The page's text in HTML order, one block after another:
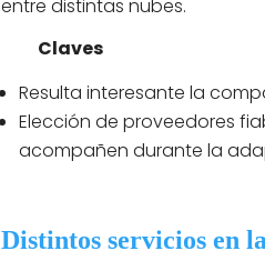
entre distintas nubes.
Claves
Resulta interesante la
Elección de proveedores
acompañen durante la
Distintos servicios en